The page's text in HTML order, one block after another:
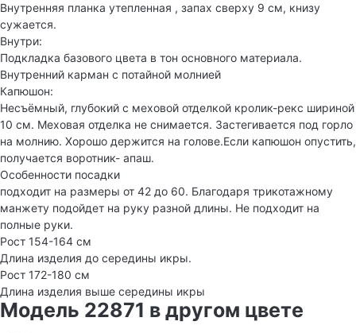
Внутренняя планка утепленная , запах сверху 9 см, книзу
сужается.
Внутри:
Подкладка базового цвета в тон основного материала.
Внутренний карман с потайной молнией
Капюшон:
Несъёмный, глубокий с меховой отделкой кролик-рекс шириной
10 см. Меховая отделка не снимается. Застегивается под горло
на молнию. Хорошо держится на голове.Если капюшон опустить,
получается воротник- апаш.
Особенности посадки
подходит на размеры от 42 до 60. Благодаря трикотажному
манжету подойдет на руку разной длины. Не подходит на
полные руки.
Рост 154-164 см
Длина изделия до середины икры.
Рост 172-180 см
Длина изделия выше середины икры
Модель 22871 в другом цвете